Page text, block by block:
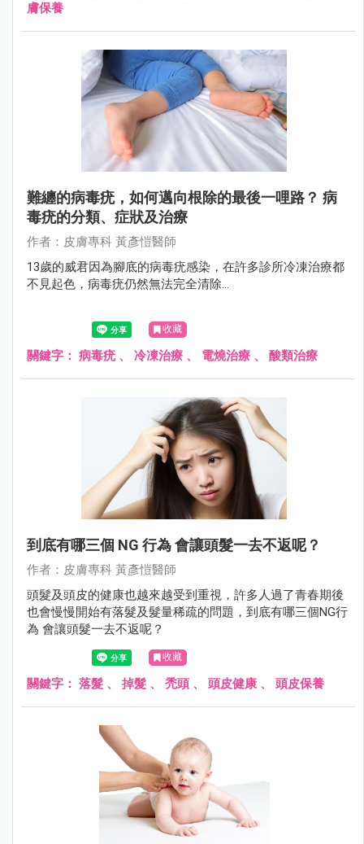
膚保養
難纏的病毒疣，如何邁向根除的最後一哩路？ 病
毒疣的分類、症狀及治療
作者：⽪膚專科 黃彥愷醫師
13歲的威君因為腳底的病毒疣感染，在許多診所冷凍治療都
不見起色，病毒疣仍然無法完全清除...
收藏
關鍵字： 病毒疣、 冷凍治療 、 電燒治療 、 酸類治療
到底有哪三個 NG 行為 會讓頭髮一去不返呢？
作者：⽪膚專科 黃彥愷醫師
頭髮及頭皮的健康也越來越受到重視，許多人過了青春期後
也會慢慢開始有落髮及髮量稀疏的問題，到底有哪三個NG行
為 會讓頭髮一去不返呢？
收藏
關鍵字： 落髮 、 掉髮 、 禿頭 、 頭皮健康 、 頭皮保養